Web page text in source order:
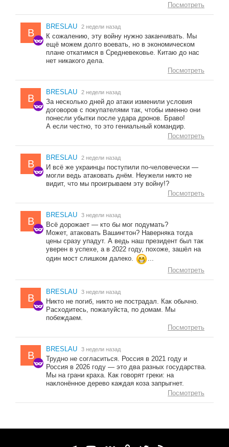
Посмотреть
B
BRESLAU 2 недели назад
К сожалению, эту войну нужно заканчивать. Мы
ещё можем долго воевать, но в экономическом
плане откатимся в Средневековье. Китаю до нас
нет никакого дела.
Посмотреть
B
BRESLAU 2 недели назад
За несколько дней до атаки изменили условия
договоров с покупателями так, чтобы именно они
понесли убытки после удара дронов. Браво!
А если честно, то это гениальный командир.
Посмотреть
B
BRESLAU 2 недели назад
И всё же украинцы поступили по-человечески —
могли ведь атаковать днём. Неужели никто не
видит, что мы проигрываем эту войну!?
Посмотреть
B
BRESLAU 3 недели назад
Всё дорожает — кто бы мог подумать?
Может, атаковать Вашингтон? Наверняка тогда
цены сразу упадут. А ведь наш президент был так
уверен в успехе, а в 2022 году, похоже, зашёл на
один мост слишком далеко.
...
Посмотреть
B
BRESLAU 3 недели назад
Никто не погиб, никто не пострадал. Как обычно.
Расходитесь, пожалуйста, по домам. Мы
побеждаем.
Посмотреть
B
BRESLAU 3 недели назад
Трудно не согласиться. Россия в 2021 году и
Россия в 2026 году — это два разных государства.
Мы на грани краха. Как говорят греки: на
наклонённое дерево каждая коза запрыгнет.
Посмотреть